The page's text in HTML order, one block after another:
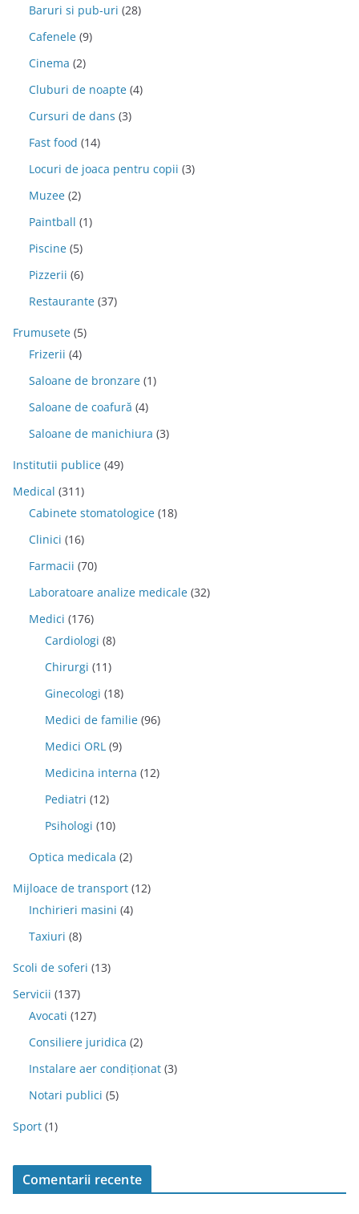
Baruri si pub-uri (28)
Cafenele (9)
Cinema (2)
Cluburi de noapte (4)
Cursuri de dans (3)
Fast food (14)
Locuri de joaca pentru copii (3)
Muzee (2)
Paintball (1)
Piscine (5)
Pizzerii (6)
Restaurante (37)
Frumusete (5)
Frizerii (4)
Saloane de bronzare (1)
Saloane de coafură (4)
Saloane de manichiura (3)
Institutii publice (49)
Medical (311)
Cabinete stomatologice (18)
Clinici (16)
Farmacii (70)
Laboratoare analize medicale (32)
Medici (176)
Cardiologi (8)
Chirurgi (11)
Ginecologi (18)
Medici de familie (96)
Medici ORL (9)
Medicina interna (12)
Pediatri (12)
Psihologi (10)
Optica medicala (2)
Mijloace de transport (12)
Inchirieri masini (4)
Taxiuri (8)
Scoli de soferi (13)
Servicii (137)
Avocati (127)
Consiliere juridica (2)
Instalare aer condiționat (3)
Notari publici (5)
Sport (1)
Comentarii recente